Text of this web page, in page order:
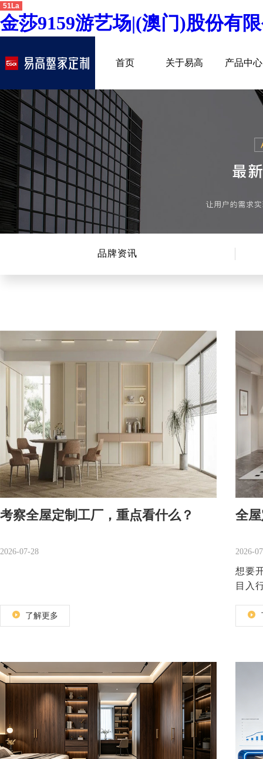
51La
金莎9159游艺场|(澳门)股份有
首页 关于易高
>
产品中心
室内非
厨房空
餐厅空
木门系
品牌资讯
考察全屋定制工厂，重点看什么？
2026-07-28
了解更多
全
2026-
想要
目入